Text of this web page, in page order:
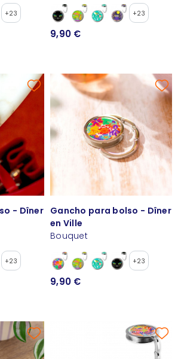
+23 +23
9,90 €
- Dîner
+23
Gancho para bolso - Dîner
en Ville
Bouquet
+23
9,90 €